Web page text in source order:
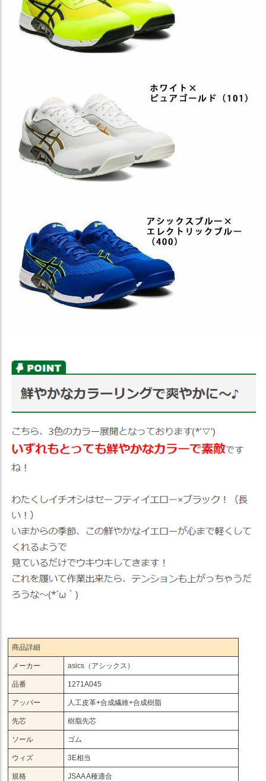
商品詳細
メーカー asics（アシックス）
品番 1271A045
アッパー 人工皮革+合成繊維+合成樹脂
先芯 樹脂先芯
ソール ゴム
ウィズ 3E相当
規格 JSAA A種適合